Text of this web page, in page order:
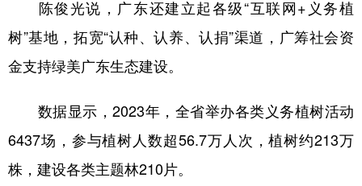
陈俊光说，广东还建立起各级“互联网+义务植
树”基地，拓宽“认种、认养、认捐”渠道，广筹社会资
金支持绿美广东生态建设。
数据显示，2023年，全省举办各类义务植树活动
6437场，参与植树人数超56.7万人次，植树约213万
株，建设各类主题林210片。